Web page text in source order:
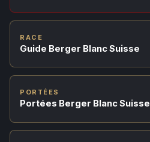
RACE
Guide Berger Blanc Suisse
PORTÉES
Portées Berger Blanc Suisse